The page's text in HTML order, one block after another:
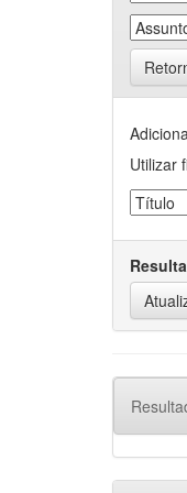
Utilizar